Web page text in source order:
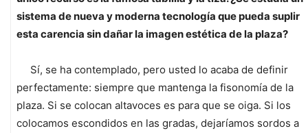
sistema de nueva y moderna tecnología que pueda suplir
esta carencia sin dañar la imagen estética de la plaza?
Sí, se ha contemplado, pero usted lo acaba de definir
perfectamente: siempre que mantenga la fisonomía de la
plaza. Si se colocan altavoces es para que se oiga. Si los
colocamos escondidos en las gradas, dejaríamos sordos a